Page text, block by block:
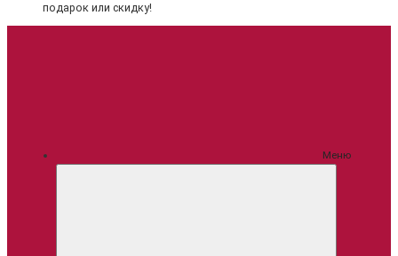
подарок или скидку!
Меню